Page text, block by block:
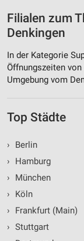
Filialen zum
Denkingen
In der Kategorie
Öffnungszeiten von
Umgebung vom
Top Städte
›
Berlin
›
Hamburg
›
München
›
Köln
›
Frankfurt (Main)
› Stuttgart